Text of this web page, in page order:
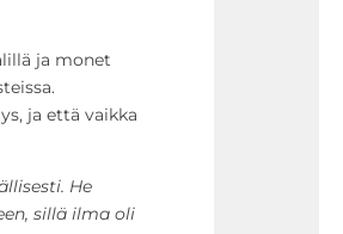
ja monet
ja että vaikka
He
sillä ilma oli